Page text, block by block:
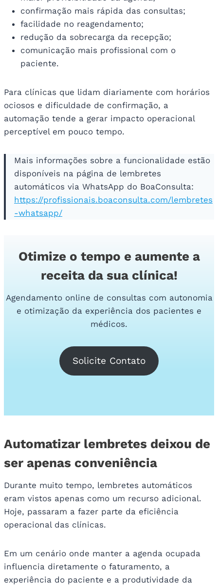
confirmação mais rápida das consultas;
facilidade no reagendamento;
redução da sobrecarga da recepção;
comunicação mais profissional com o
paciente.
Para clínicas que lidam diariamente com horários
ociosos e dificuldade de confirmação, a
automação tende a gerar impacto operacional
perceptível em pouco tempo.
Mais informações sobre a funcionalidade estão
disponíveis na página de lembretes
automáticos via WhatsApp do BoaConsulta:
https://profissionais.boaconsulta.com/lembretes
-whatsapp/
Otimize o tempo e aumente a
receita da sua clínica!
Agendamento online de consultas com autonomia
e otimização da experiência dos pacientes e
médicos.
Solicite Contato
Automatizar lembretes deixou de
ser apenas conveniência
Durante muito tempo, lembretes automáticos
eram vistos apenas como um recurso adicional.
Hoje, passaram a fazer parte da eficiência
operacional das clínicas.
Em um cenário onde manter a agenda ocupada
influencia diretamente o faturamento, a
experiência do paciente e a produtividade da